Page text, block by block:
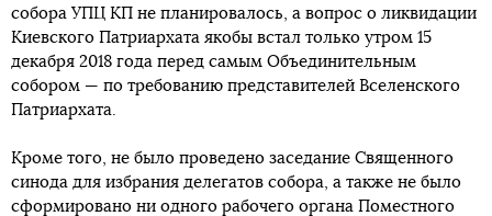
собора УПЦ КП не планировалось, а вопрос о ликвидации
Киевского Патриархата якобы встал только утром 15
декабря 2018 года перед самым Объединительным
собором — по требованию представителей Вселенского
Патриархата.
Кроме того, не было проведено заседание Священного
синода для избрания делегатов собора, а также не было
сформировано ни одного рабочего органа Поместного